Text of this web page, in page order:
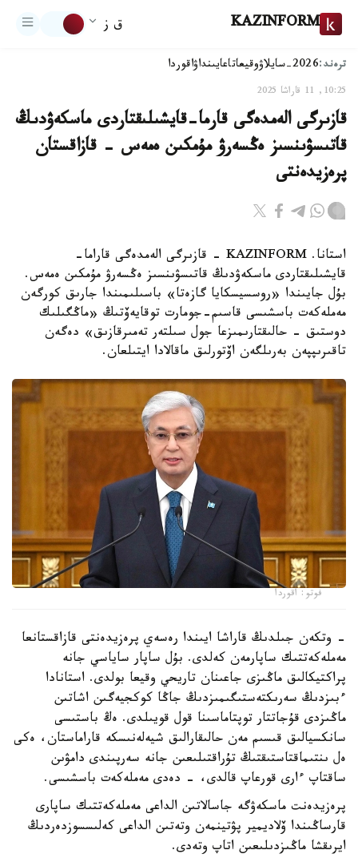
KAZINFORM ق ز
ترەند:2026-سايلاۋ وقيعاتاعايىنداۋاقوردا
10:25, 11 قاراشا 2025
قازىرگى الەمدەگى قارما-قايشىلىقتاردى ماسكەۋدىڭ
قاتىسۋىنسىز ەڭسەرۋ مۇمكىن ەمەس - قازاقستان
پرەزيدەنتى
استانا. KAZINFORM - قازىرگى الەمدەگى قاراما-
قايشىلىقتاردى ماسكەۋدىڭ قاتىسۋىنسىز ەڭسەرۋ مۇمكىن ەمەس.
بۇل جايىندا «روسسيسكايا گازەتا» باسىلىمىندا جارىق كورگەن
مەملەكەت باسشىسى قاسىم-جومارت توقايەۆتىڭ «ماڭگىلىك
دوستىق - حالىقتارىمىزعا جول سىلتەر تەمىرقازىق» دەگەن
تاقىرىپپەن بەرىلگەن اۆتورلىق ماقالادا ايتىلعان.
فوتو: اقوردا
- وتكەن جىلدىڭ قاراشا ايىندا رەسەي پرەزيدەنتى قازاقستانعا
مەملەكەتتىك ساپارمەن كەلدى. بۇل ساپار ساياسي جانە
پراكتيكالىق ماڭىزى جاعىنان تاريحي وقيعا بولدى. استانادا
ءبىزدىڭ سەرىكتەستىگىمىزدىڭ جاڭا كوكجيەگىن اشاتىن
ماڭىزدى قۇجاتتار توپتاماسىنا قول قويىلدى. ەڭ باستىسى
سانكسيالىق قىسىم مەن حالىقارالىق شيەلەنىسكە قاراماستان، ەكى
ەل ىنتىماقتاستىقتىڭ تۇراقتىلىعىن جانە سەرپىندى دامۋىن
ساقتاپ ءارى قورعاپ قالدى، - دەدى مەملەكەت باسشىسى.
پرەزيدەنت ماسكەۋگە جاسالاتىن الداعى مەملەكەتتىك ساپارى
قارساڭىندا ۆلاديمير پۋتينمەن وتەتىن الداعى كەلىسسوزدەردىڭ
ايرىقشا ماڭىزدىلىعىن اتاپ وتەدى.